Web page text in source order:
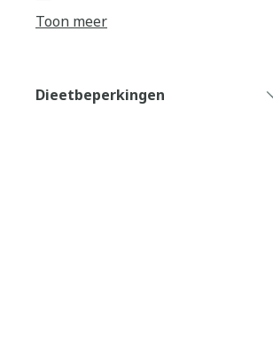
Toon meer
Dieetbeperkingen